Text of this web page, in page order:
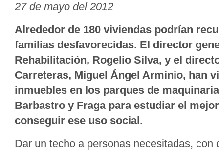
27 de mayo del 2012
Alrededor de 180 viviendas podrían
familias desfavorecidas. El director
Rehabilitación, Rogelio Silva, y el
Carreteras, Miguel Ángel Arminio, han
inmuebles en los parques de
Barbastro y Fraga para estudiar el
conseguir ese uso social.
Dar un techo a personas necesitadas, con